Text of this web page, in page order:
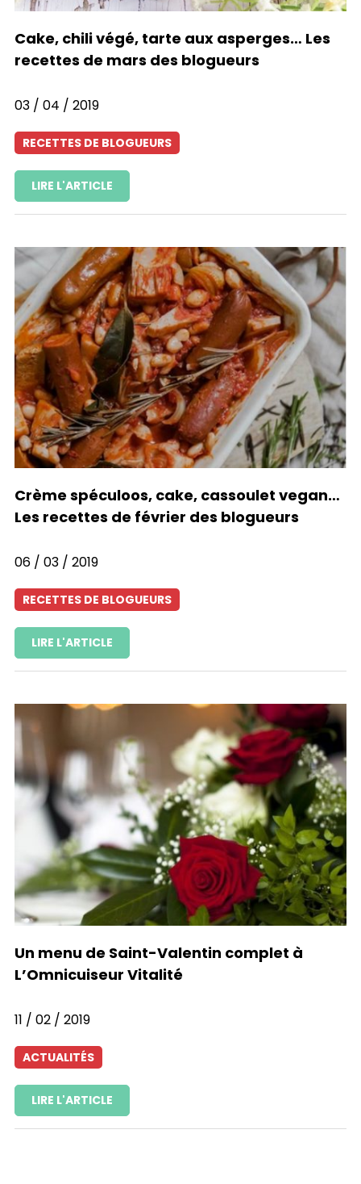
Cake, chili végé, tarte aux asperges… Les
recettes de mars des blogueurs
03 / 04 / 2019
RECETTES DE BLOGUEURS
LIRE L'ARTICLE
Crème spéculoos, cake, cassoulet vegan…
Les recettes de février des blogueurs
06 / 03 / 2019
RECETTES DE BLOGUEURS
LIRE L'ARTICLE
Un menu de Saint-Valentin complet à
L’Omnicuiseur Vitalité
11 / 02 / 2019
ACTUALITÉS
LIRE L'ARTICLE